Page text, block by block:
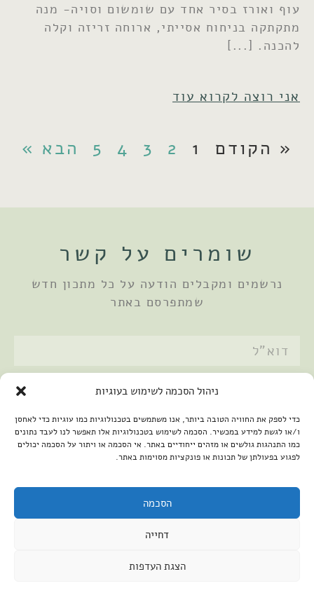
ניהול הסכמה לשימוש בעוגיות
כדי לספק את החוויה הטובה ביותר, אנו משתמשים בטכנולוגיות כמו עוגיות כדי לאחסן
ו/או לגשת למידע במכשיר. הסכמה לשימוש בטכנולוגיות אלו תאפשר לנו לעבד נתונים
כמו התנהגות גולשים או מזהים ייחודיים באתר. אי הסכמה או ויתור על הסכמה יכולים
לפגוע בפעולתן של תכונות או פונקציות מסוימות באתר.
הסכמה
דחייה
הצגת העדפות
עוף ואורז בסיר אחד עם שומשום וסויה- מנה
מתקתקה בניחוח אסייתי, ארוחה זריזה וקלה
להכנה.
אני רוצה לקרוא עוד
« הקודם 1
2
3
4
5 הבא »
שומרים על קשר
נרשמים ומקבלים הודעה על כל מתכון חדש
שמתפרסם באתר
אני מאשר/ת אתמדיניות הפרטיות
שלחתי
הצהרת נגישות